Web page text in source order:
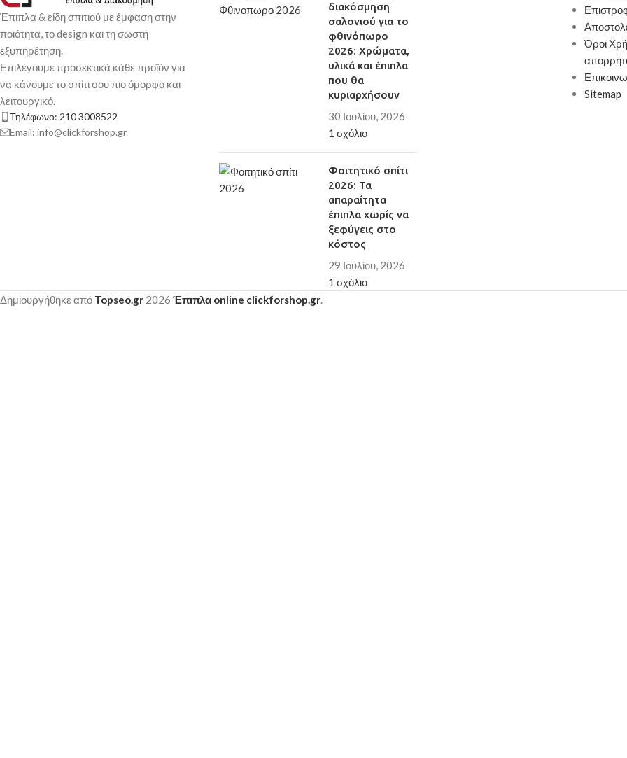
Έπιπλα & είδη σπιτιού με έμφαση στην
ποιότητα, το design και τη σωστή
εξυπηρέτηση.
Επιλέγουμε προσεκτικά κάθε προϊόν για
να κάνουμε το σπίτι σου πιο όμορφο και
λειτουργικό.
Τηλέφωνο: 210 3008522
Email: info@clickforshop.gr
διακόσμηση
σαλονιού για το
φθινόπωρο
2026: Χρώματα,
υλικά και έπιπλα
που θα
κυριαρχήσουν
30 Ιουλίου, 2026
1 σχόλιο
Φοιτητικό σπίτι
2026: Τα
απαραίτητα
έπιπλα χωρίς να
ξεφύγεις στο
κόστος
29 Ιουλίου, 2026
1 σχόλιο
Όροι
Sitemap
Δημιουργήθηκε από Topseo.gr 2026 Έπιπλα online clickforshop.gr.